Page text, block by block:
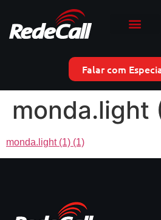
Falar com
monda.light
monda.light (1) (1)